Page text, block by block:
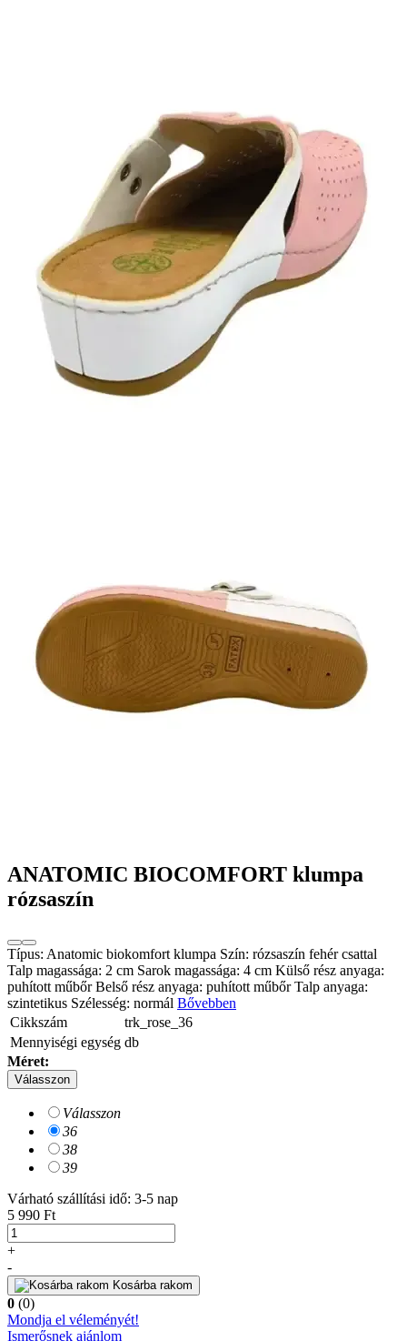
ANATOMIC BIOCOMFORT klumpa
rózsaszín
Típus: Anatomic biokomfort klumpa Szín: rózsaszín fehér csattal
Talp magassága: 2 cm Sarok magassága: 4 cm Külső rész anyaga:
puhított műbőr Belső rész anyaga: puhított műbőr Talp anyaga:
szintetikus Szélesség: normál Bővebben
Cikkszám
trk_rose_36
Mennyiségi egység db
Méret:
Válasszon
Válasszon
36
38
39
Várható szállítási idő: 3-5 nap
5 990 Ft
+
-
Kosárba rakom
0 (0)
Mondja el véleményét!
Ismerősnek ajánlom